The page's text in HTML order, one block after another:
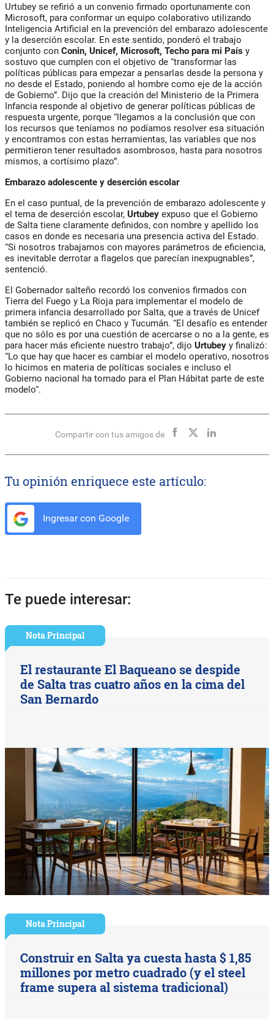
Urtubey se refirió a un convenio firmado oportunamente con
Microsoft, para conformar un equipo colaborativo utilizando
Inteligencia Artificial en la prevención del embarazo adolescente
y la deserción escolar. En este sentido, ponderó el trabajo
conjunto con Conin, Unicef, Microsoft, Techo para mi País y
sostuvo que cumplen con el objetivo de “transformar las
políticas públicas para empezar a pensarlas desde la persona y
no desde el Estado, poniendo al hombre como eje de la acción
de Gobierno”. Dijo que la creación del Ministerio de la Primera
Infancia responde al objetivo de generar políticas públicas de
respuesta urgente, porque “llegamos a la conclusión que con
los recursos que teníamos no podíamos resolver esa situación
y encontramos con estas herramientas, las variables que nos
permitieron tener resultados asombrosos, hasta para nosotros
mismos, a cortísimo plazo”.
Embarazo adolescente y deserción escolar
En el caso puntual, de la prevención de embarazo adolescente y
el tema de deserción escolar, Urtubey expuso que el Gobierno
de Salta tiene claramente definidos, con nombre y apellido los
casos en donde es necesaria una presencia activa del Estado.
“Si nosotros trabajamos con mayores parámetros de eficiencia,
es inevitable derrotar a flagelos que parecían inexpugnables”,
sentenció.
El Gobernador salteño recordó los convenios firmados con
Tierra del Fuego y La Rioja para implementar el modelo de
primera infancia desarrollado por Salta, que a través de Unicef
también se replicó en Chaco y Tucumán. “El desafío es entender
que no sólo es por una cuestión de acercarse o no a la gente, es
para hacer más eficiente nuestro trabajo”, dijo Urtubey y finalizó:
“Lo que hay que hacer es cambiar el modelo operativo, nosotros
lo hicimos en materia de políticas sociales e incluso el
Gobierno nacional ha tomado para el Plan Hábitat parte de este
modelo“.
Compartir con tus amigos de
Tu opinión enriquece este artículo:
Ingresar con Google
Te puede interesar:
Nota Principal
El restaurante El Baqueano se despide
de Salta tras cuatro años en la cima del
San Bernardo
Nota Principal
Construir en Salta ya cuesta hasta $ 1,85
millones por metro cuadrado (y el steel
frame supera al sistema tradicional)